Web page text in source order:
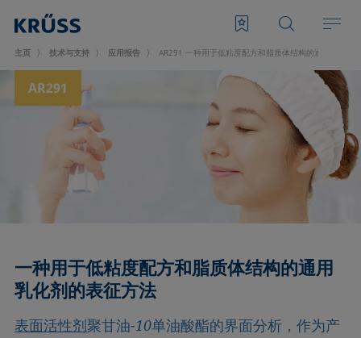
主页 技术与支持 应用报告 AR291 一种用于低粘度配方和脂质体结构的通用乳化剂
AR291
一种用于低粘度配方和脂质体结构的通用
乳化剂的表征方法
表面活性剂聚甘油-10单油酸酯的界面分析，作为产